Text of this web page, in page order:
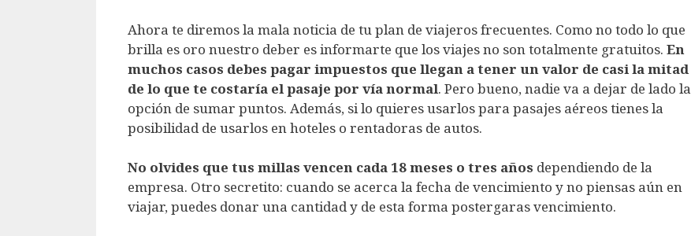
Ahora te diremos la mala noticia de tu plan de viajeros frecuentes. Como no todo lo que
brilla es oro nuestro deber es informarte que los viajes no son totalmente gratuitos. En
muchos casos debes pagar impuestos que llegan a tener un valor de casi la mitad
de lo que te costaría el pasaje por vía normal. Pero bueno, nadie va a dejar de lado la
opción de sumar puntos. Además, si lo quieres usarlos para pasajes aéreos tienes la
posibilidad de usarlos en hoteles o rentadoras de autos.
No olvides que tus millas vencen cada 18 meses o tres años dependiendo de la
empresa. Otro secretito: cuando se acerca la fecha de vencimiento y no piensas aún en
viajar, puedes donar una cantidad y de esta forma postergaras vencimiento.